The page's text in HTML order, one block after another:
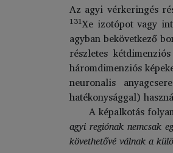
Az agyi vérkeringés
131Xe izotópot vagy
agyban bekövetkező
részletes
háromdimenziós
neuronalis
hatékonysággal)
A képalkotás
agyi regiónak nemcsak
követhetővé válnak a